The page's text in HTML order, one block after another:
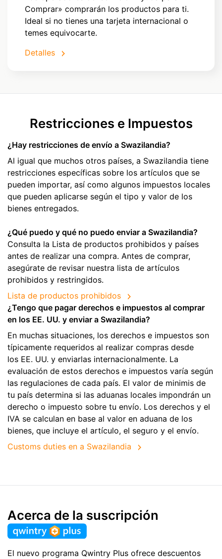
Comprar» comprarán los productos para ti.
Ideal si no tienes una tarjeta internacional o
temes equivocarte.
Detalles
Restricciones e Impuestos
¿Hay restricciones de envío a Swazilandia?
Al igual que muchos otros países, a Swazilandia tiene
restricciones específicas sobre los artículos que se
pueden importar, así como algunos impuestos locales
que pueden aplicarse según el tipo y valor de los
bienes entregados.
¿Qué puedo y qué no puedo enviar a Swazilandia?
Consulta la Lista de productos prohibidos y países
antes de realizar una compra. Antes de comprar,
asegúrate de revisar nuestra lista de artículos
prohibidos y restringidos.
Lista de productos prohibidos
¿Tengo que pagar derechos e impuestos al comprar
en los EE. UU. y enviar a Swazilandia?
En muchas situaciones, los derechos e impuestos son
típicamente requeridos al realizar compras desde
los EE. UU. y enviarlas internacionalmente. La
evaluación de estos derechos e impuestos varía según
las regulaciones de cada país. El valor de minimis de
tu país determina si las aduanas locales impondrán un
derecho o impuesto sobre tu envío. Los derechos y el
IVA se calculan en base al valor en aduana de los
bienes, que incluye el artículo, el seguro y el envío.
Customs duties en a Swazilandia
Acerca de la suscripción
El nuevo programa Qwintry Plus ofrece descuentos